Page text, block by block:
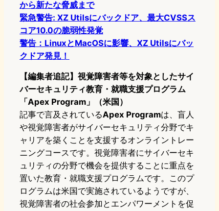
から新たな脅威まで
緊急警告: XZ Utilsにバックドア、最大CVSSス
コア10.0の脆弱性発覚
警告：LinuxとMacOSに影響、XZ Utilsにバッ
クドア発見！
【編集者追記】視覚障害者等を対象としたサイ
バーセキュリティ教育・就職支援プログラム
「Apex Program」（米国）
記事で言及されているApex Programは、盲人
や視覚障害者がサイバーセキュリティ分野でキ
ャリアを築くことを支援するオンライントレー
ニングコースです。視覚障害者にサイバーセキ
ュリティの分野で機会を提供することに重点を
置いた教育・就職支援プログラムです。このプ
ログラムは米国で実施されているようですが、
視覚障害者の社会参加とエンパワーメントを促